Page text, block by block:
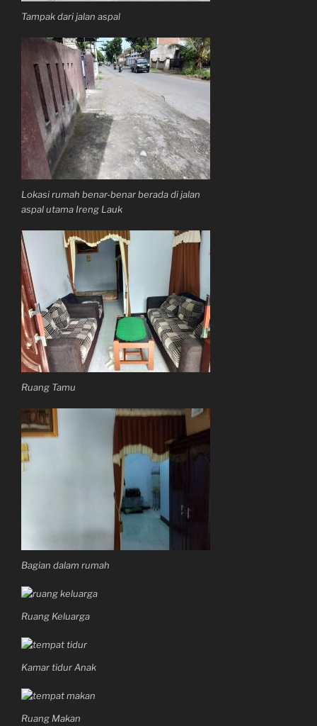
Tampak dari jalan aspal
Lokasi rumah benar-benar berada di jalan
aspal utama Ireng Lauk
Ruang Tamu
Bagian dalam rumah
Ruang Keluarga
Kamar tidur Anak
Ruang Makan